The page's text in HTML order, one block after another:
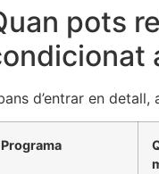
pots
d’entrar en
Programa